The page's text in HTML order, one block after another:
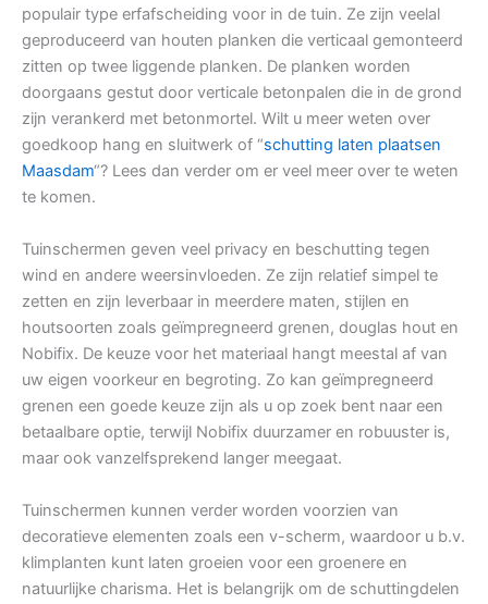
populair type erfafscheiding voor in de tuin. Ze zijn veelal
geproduceerd van houten planken die verticaal gemonteerd
zitten op twee liggende planken. De planken worden
doorgaans gestut door verticale betonpalen die in de grond
zijn verankerd met betonmortel. Wilt u meer weten over
goedkoop hang en sluitwerk of “schutting laten plaatsen
Maasdam“? Lees dan verder om er veel meer over te weten
te komen.
Tuinschermen geven veel privacy en beschutting tegen
wind en andere weersinvloeden. Ze zijn relatief simpel te
zetten en zijn leverbaar in meerdere maten, stijlen en
houtsoorten zoals geïmpregneerd grenen, douglas hout en
Nobifix. De keuze voor het materiaal hangt meestal af van
uw eigen voorkeur en begroting. Zo kan geïmpregneerd
grenen een goede keuze zijn als u op zoek bent naar een
betaalbare optie, terwijl Nobifix duurzamer en robuuster is,
maar ook vanzelfsprekend langer meegaat.
Tuinschermen kunnen verder worden voorzien van
decoratieve elementen zoals een v-scherm, waardoor u b.v.
klimplanten kunt laten groeien voor een groenere en
natuurlijke charisma. Het is belangrijk om de schuttingdelen